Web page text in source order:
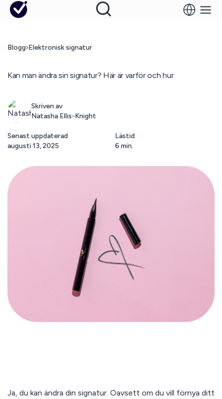
Blogg›Elektronisk signatur
Kan man ändra sin signatur? Här är varför och hur
Skriven av
Natasha Ellis-Knight
Senast uppdaterad
augusti 13, 2025
Lästid
6 min.
Ja, du kan ändra din signatur. Oavsett om du vill förnya ditt